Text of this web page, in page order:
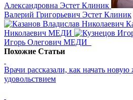
Александровна Эстет Клиник
Валерий Григорьевич Эстет Клиник
Николаевич МЕДИ
Игорь Олегович МЕДИ
Похожие Статьи
Врачи рассказали, как начать
удовольствием